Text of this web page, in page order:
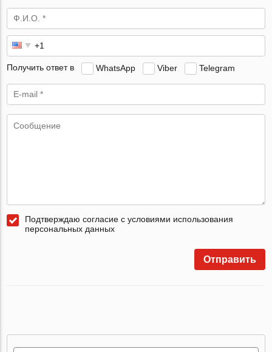
Получить ответ в WhatsApp Viber Telegram
Подтверждаю согласие с условиями использования
персональных данных
Отправить